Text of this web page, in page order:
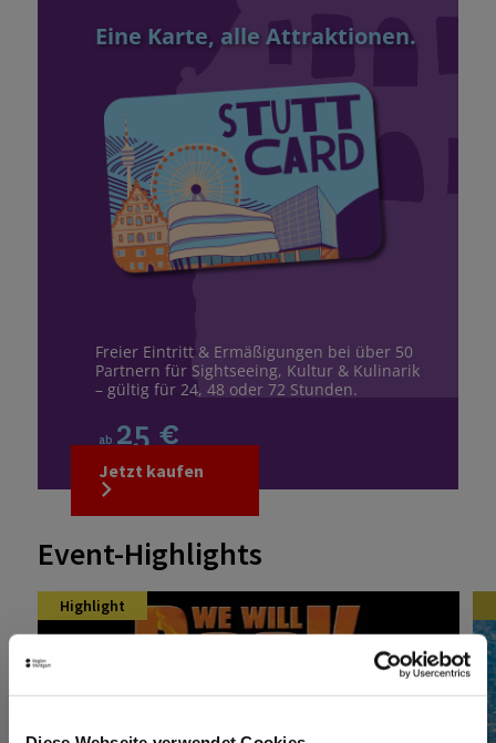
Eine Karte, alle Attraktionen.
Freier Eintritt & Ermäßigungen bei über 50
Partnern für Sightseeing, Kultur & Kulinarik
– gültig für 24, 48 oder 72 Stunden.
ab 25 €
Jetzt kaufen
Event-Highlights
Highlight